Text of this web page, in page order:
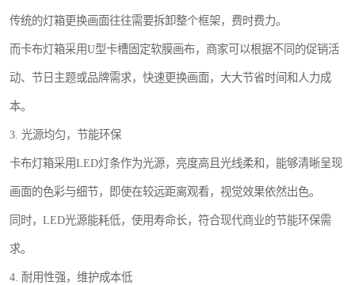
传统的灯箱更换画面往往需要拆卸整个框架，费时费力。
而卡布灯箱采用U型卡槽固定软膜画布，商家可以根据不同的促销活
动、节日主题或品牌需求，快速更换画面，大大节省时间和人力成
本。
3. 光源均匀，节能环保
卡布灯箱采用LED灯条作为光源，亮度高且光线柔和，能够清晰呈现
画面的色彩与细节，即使在较远距离观看，视觉效果依然出色。
同时，LED光源能耗低，使用寿命长，符合现代商业的节能环保需
求。
4. 耐用性强，维护成本低